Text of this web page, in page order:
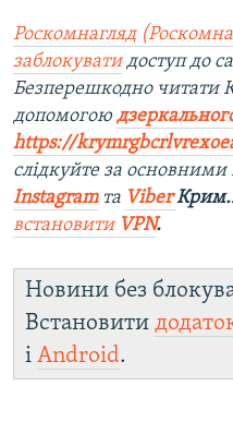
Роскомнагляд
заблокуватидоступ до
Безперешкодно читати
допомогою
https://
слідкуйте за основними
Instagramта Viber
встановити VPN.
Новини без
Встановити
і Android.